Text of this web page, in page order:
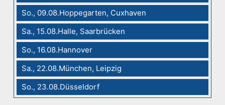
So., 09.08.Hoppegarten, Cuxhaven
Sa., 15.08.Halle, Saarbrücken
So., 16.08.Hannover
Sa., 22.08.München, Leipzig
So., 23.08.Düsseldorf